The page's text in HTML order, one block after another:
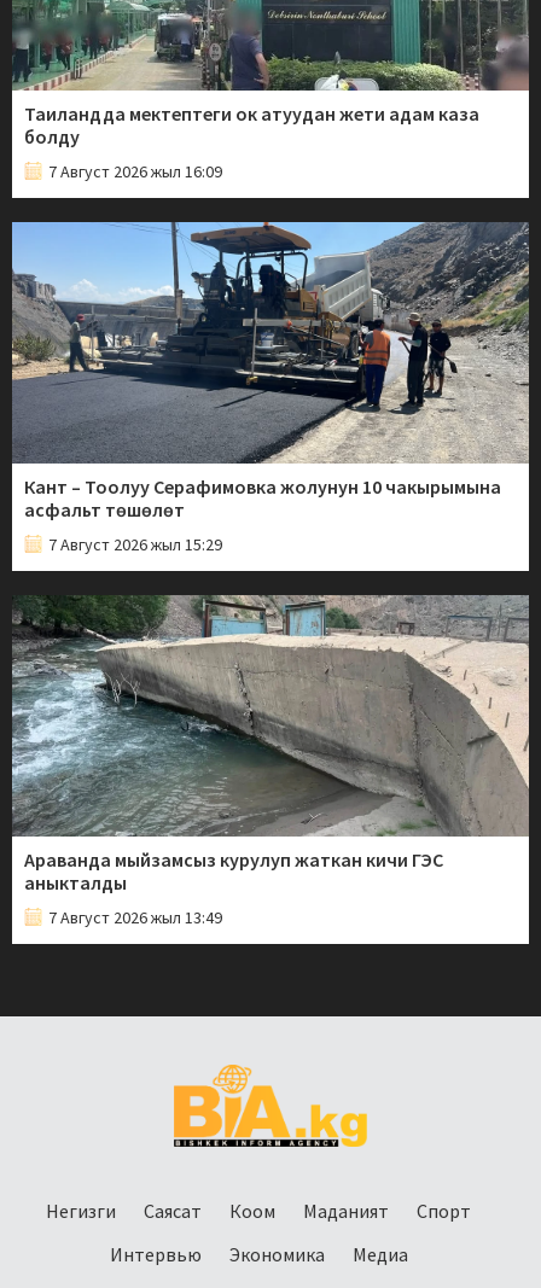
Таиландда мектептеги ок атуудан жети адам каза
болду
7 Август 2026 жыл 16:09
Кант – Тоолуу Серафимовка жолунун 10 чакырымына
асфальт төшөлөт
7 Август 2026 жыл 15:29
Араванда мыйзамсыз курулуп жаткан кичи ГЭС
аныкталды
7 Август 2026 жыл 13:49
Негизги Саясат Коом Маданият
Спорт
Интервью
Экономика Медиа